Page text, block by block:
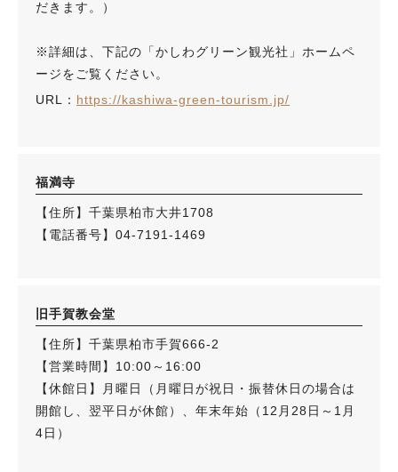
だきます。）
※詳細は、下記の「かしわグリーン観光社」ホームペ
ージをご覧ください。
URL： https://kashiwa-green-tourism.jp/
福満寺
【住所】千葉県柏市大井1708
【電話番号】04-7191-1469
旧手賀教会堂
【住所】千葉県柏市手賀666-2
【営業時間】10:00～16:00
【休館日】月曜日（月曜日が祝日・振替休日の場合は
開館し、翌平日が休館）、年末年始（12月28日～1月
4日）